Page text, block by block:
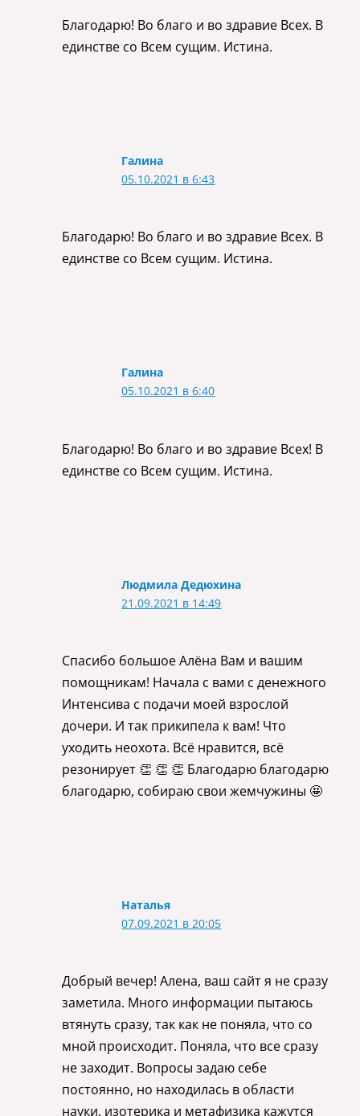
Благодарю! Во благо и во здравие Всех. В
единстве со Всем сущим. Истина.
Галина
05.10.2021 в 6:43
Благодарю! Во благо и во здравие Всех. В
единстве со Всем сущим. Истина.
Галина
05.10.2021 в 6:40
Благодарю! Во благо и во здравие Всех! В
единстве со Всем сущим. Истина.
Людмила Дедюхина
21.09.2021 в 14:49
Спасибо большое Алёна Вам и вашим
помощникам! Начала с вами с денежного
Интенсива с подачи моей взрослой
дочери. И так прикипела к вам! Что
уходить неохота. Всё нравится, всё
резонирует 👏 👏 👏 Благодарю благодарю
благодарю, собираю свои жемчужины 🤩
Наталья
07.09.2021 в 20:05
Добрый вечер! Алена, ваш сайт я не сразу
заметила. Много информации пытаюсь
втянуть сразу, так как не поняла, что со
мной происходит. Поняла, что все сразу
не заходит. Вопросы задаю себе
постоянно, но находилась в области
науки, изотерика и метафизика кажутся